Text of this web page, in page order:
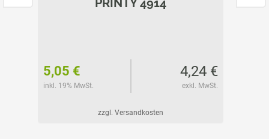
PRINTY 4914
5,05 €
inkl. 19% MwSt.
4,24 €
exkl. MwSt.
zzgl. Versandkosten